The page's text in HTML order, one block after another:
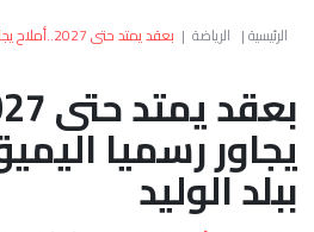
العالم
أعمدة
الرئيسية| الرياضة | بعقد يمتد حتى 2027..أملاح يجاور رسميا اليميق وفضال ببلد الوليد
يجاور رسميا
ببلد الوليد